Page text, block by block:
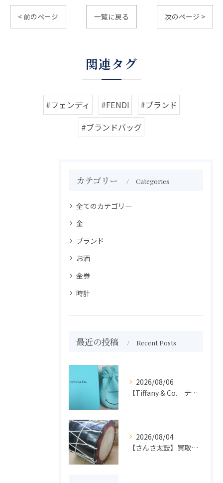
< 前のページ 一覧に戻る 次のページ >
関連タグ
#フェンディ #FENDI
#ブランド
#ブランドバッグ
カテゴリー Categories
全てのカテゴリー
金
ブランド
お酒
金券
時計
最近の投稿 Recent Posts
2026/08/06
【Tiffany & Co. ティファニー】買取 大吉盛岡店 アクセサリー買取しました！！
2026/08/04
【さんさ太鼓】買取 大吉盛岡店 楽器 買取します！！